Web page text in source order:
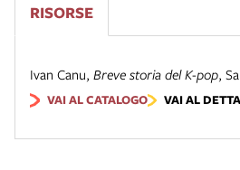
RISORSE
Ivan Canu, Breve storia del K-pop,
VAI AL CATALOGO VAI AL